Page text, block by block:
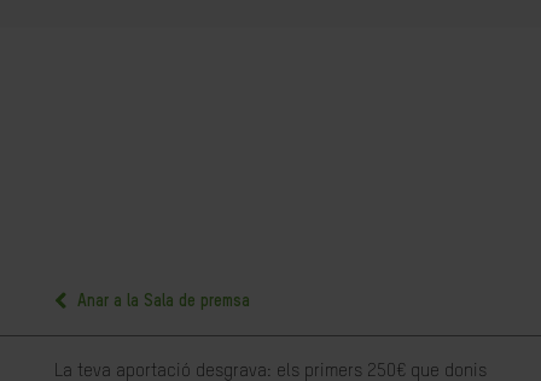
Anar a la Sala de premsa
La teva aportació desgrava: els primers 250€ que donis